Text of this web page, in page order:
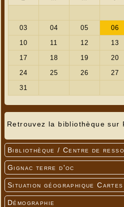
Retrouvez la bibliothèque
Bibliothèque / Centre de
Gignac terre d'oc
Situation géographique
Démographie